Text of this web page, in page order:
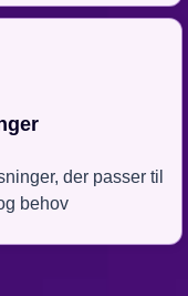
der passer til
behov